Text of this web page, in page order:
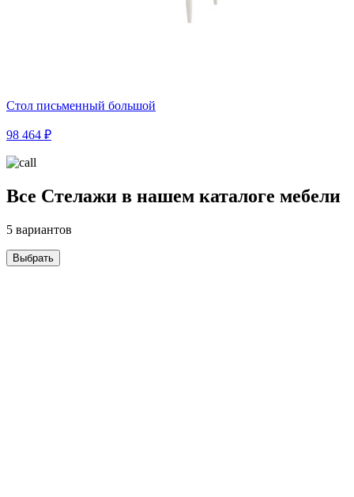
Стол письменный большой
98 464 ₽
Все Стелажи в нашем каталоге мебели
5 вариантов
Выбрать